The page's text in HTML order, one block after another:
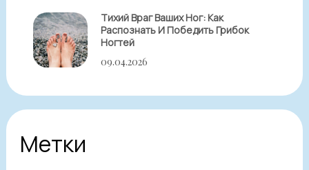
Тихий Враг Ваших Ног: Как
Распознать И Победить Грибок
Ногтей
09.04.2026
Метки